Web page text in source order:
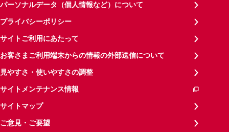
パーソナルデータ（個人情報など）について
プライバシーポリシー
サイトご利用にあたって
お客さまご利用端末からの情報の外部送信について
見やすさ・使いやすさの調整
サイトメンテナンス情報
サイトマップ
ご意見・ご要望